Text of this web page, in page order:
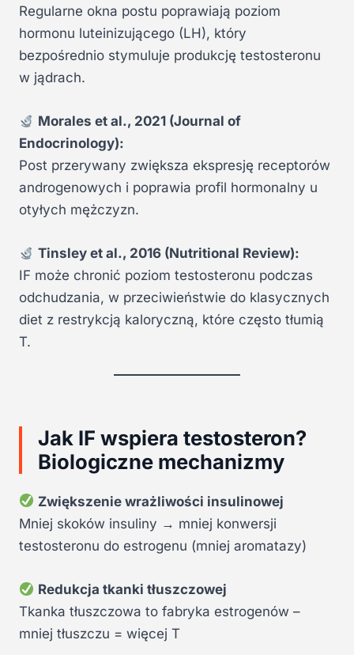
Regularne okna postu poprawiają poziom
hormonu luteinizującego (LH), który
bezpośrednio stymuluje produkcję testosteronu
w jądrach.
Morales et al., 2021 (Journal of
Endocrinology):
Post przerywany zwiększa ekspresję receptorów
androgenowych i poprawia profil hormonalny u
otyłych mężczyzn.
Tinsley et al., 2016 (Nutritional Review):
IF może chronić poziom testosteronu podczas
odchudzania, w przeciwieństwie do klasycznych
diet z restrykcją kaloryczną, które często tłumią
T.
Jak IF wspiera testosteron?
Biologiczne mechanizmy
Zwiększenie wrażliwości insulinowej
Mniej skoków insuliny → mniej konwersji
testosteronu do estrogenu (mniej aromatazy)
Redukcja tkanki tłuszczowej
Tkanka tłuszczowa to fabryka estrogenów –
mniej tłuszczu = więcej T